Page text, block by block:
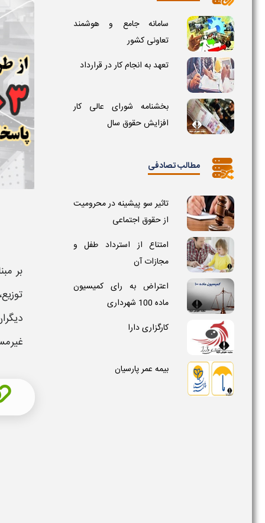
بر
سامانه جامع و هوشمند
تعاونی کشور
تعهد به انجام کار در قرارداد
بخشنامه شورای عالی کار
افزایش حقوق سال
مطالب تصادفی
تاثیر سو پیشینه در محرومیت
از حقوق اجتماعی
امتناع از استرداد طفل و
مجازات آن
اعتراض به رای کمیسیون
ماده 100 شهرداری
کارگزاری دارا
بیمه عمر پارسیان